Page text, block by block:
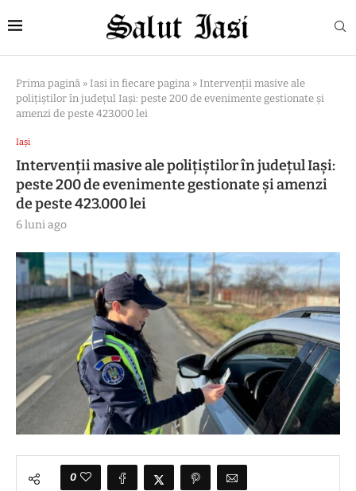
Prima pagină » Iasi in fiecare pagina » Intervenții masive ale
polițiștilor în județul Iași: peste 200 de evenimente gestionate și
amenzi de peste 423.000 lei
Iași
Intervenții masive ale polițiștilor în județul Iași:
peste 200 de evenimente gestionate și amenzi
de peste 423.000 lei
6 luni ago
0